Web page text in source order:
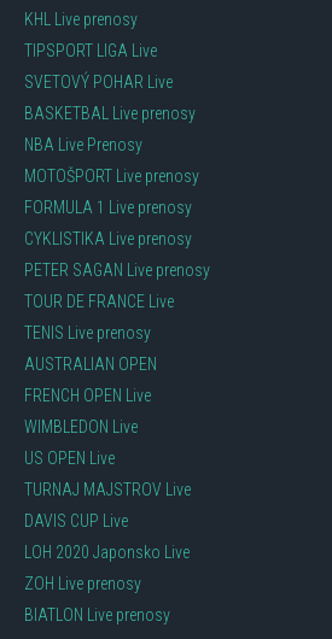
KHL Live prenosy
TIPSPORT LIGA Live
SVETOVÝ POHAR Live
BASKETBAL Live prenosy
NBA Live Prenosy
MOTOŠPORT Live prenosy
FORMULA 1 Live prenosy
CYKLISTIKA Live prenosy
PETER SAGAN Live prenosy
TOUR DE FRANCE Live
TENIS Live prenosy
AUSTRALIAN OPEN
FRENCH OPEN Live
WIMBLEDON Live
US OPEN Live
TURNAJ MAJSTROV Live
DAVIS CUP Live
LOH 2020 Japonsko Live
ZOH Live prenosy
BIATLON Live prenosy